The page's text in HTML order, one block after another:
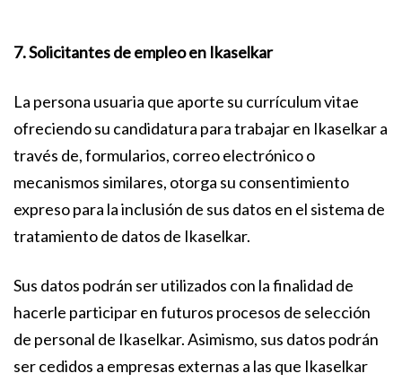
7. Solicitantes de empleo en Ikaselkar
La persona usuaria que aporte su currículum vitae
ofreciendo su candidatura para trabajar en Ikaselkar a
través de, formularios, correo electrónico o
mecanismos similares, otorga su consentimiento
expreso para la inclusión de sus datos en el sistema de
tratamiento de datos de Ikaselkar.
Sus datos podrán ser utilizados con la finalidad de
hacerle participar en futuros procesos de selección
de personal de Ikaselkar. Asimismo, sus datos podrán
ser cedidos a empresas externas a las que Ikaselkar